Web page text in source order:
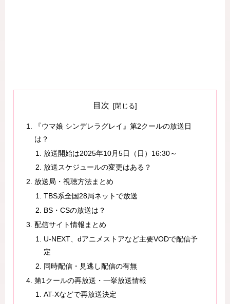
目次
『ウマ娘 シンデレラグレイ』第2クールの放送日
は？
放送開始は2025年10月5日（日）16:30～
放送スケジュールの変更はある？
放送局・視聴方法まとめ
TBS系全国28局ネットで放送
BS・CSの放送は？
配信サイト情報まとめ
U-NEXT、dアニメストアなど主要VODで配信予
定
同時配信・見逃し配信の有無
第1クールの再放送・一挙放送情報
AT-Xなどで再放送決定